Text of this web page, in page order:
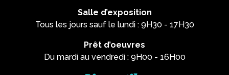
Salle d’exposition
Tous les jours sauf le lundi : 9H30 - 17H30
Prêt d’oeuvres
Du mardi au vendredi : 9H00 - 16H00